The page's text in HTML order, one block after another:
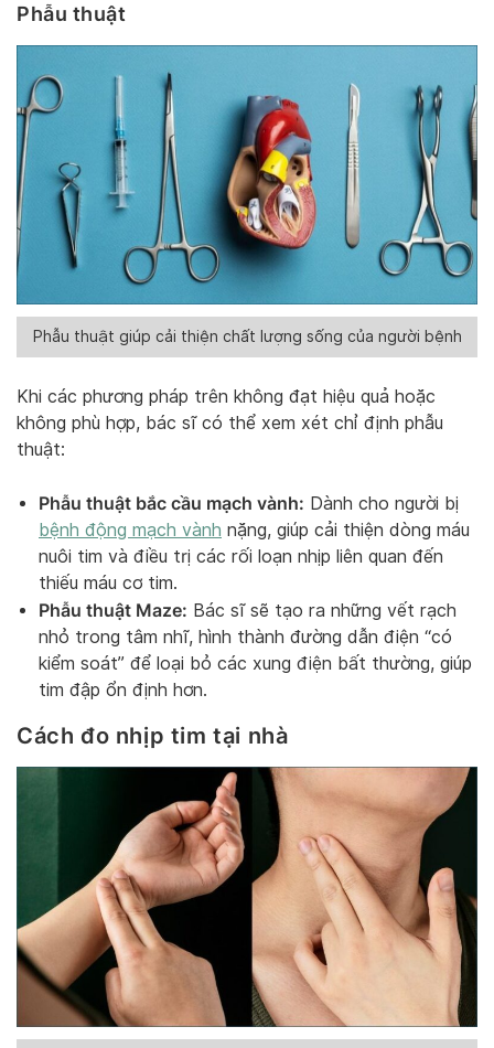
Phẫu thuật
Phẫu thuật giúp cải thiện chất lượng sống của người bệnh
Khi các phương pháp trên không đạt hiệu quả hoặc
không phù hợp, bác sĩ có thể xem xét chỉ định phẫu
thuật:
Phẫu thuật bắc cầu mạch vành: Dành cho người bị
bệnh động mạch vành nặng, giúp cải thiện dòng máu
nuôi tim và điều trị các rối loạn nhịp liên quan đến
thiếu máu cơ tim.
Phẫu thuật Maze: Bác sĩ sẽ tạo ra những vết rạch
nhỏ trong tâm nhĩ, hình thành đường dẫn điện “có
kiểm soát” để loại bỏ các xung điện bất thường, giúp
tim đập ổn định hơn.
Cách đo nhịp tim tại nhà